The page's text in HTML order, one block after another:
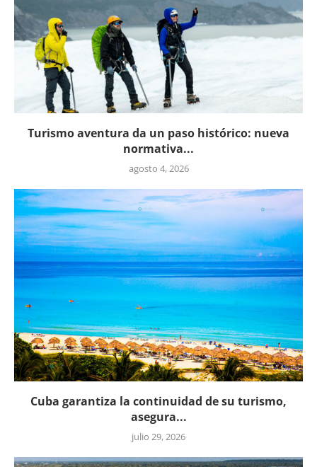
Turismo aventura da un paso histórico: nueva
normativa...
agosto 4, 2026
Cuba garantiza la continuidad de su turismo,
asegura...
julio 29, 2026